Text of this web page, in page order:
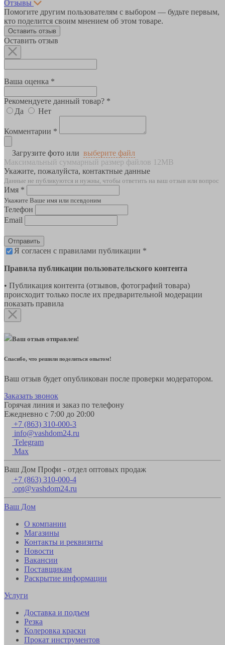
Отзывы
Помогите другим пользователям с выбором — будьте первым,
кто поделится своим мнением об этом товаре.
Оставить отзыв
Оставить отзыв
Ваша оценка *
Рекомендуете данный товар? *
Да
Нет
Комментарии *
Загрузите фото или выберите файл
Максимальный суммарный размер файлов 12MB
Укажите, пожалуйста, контактные данные
Данные не публикуются и нужны, чтобы ответить на ваш отзыв или вопрос
Имя *
Укажите Ваше имя или псевдоним
Телефон
Email
Отправить
Я согласен с правилами публикации *
Правила публикации пользовательского контента
• Публикация контента (отзывов, фотографий товара)
происходит только после их предварительной модерации
показать правила
Ваш отзыв отправлен!
Спасибо, что решили поделиться опытом!
Ваш отзыв будет опубликован после проверки модератором.
Заказать звонок
Горячая линия и заказ по телефону
Ежедневно с 7:00 до 20:00
+7 (863) 310-000-3
info@vashdom24.ru
Telegram
Max
Ваш Дом Профи - отдел оптовых продаж
+7 (863) 310-000-4
opt@vashdom24.ru
Ваш Дом
О компании
Магазины
Контакты и реквизиты
Новости
Вакансии
Поставщикам
Раскрытие информации
Услуги
Доставка и подъем
Резка
Колеровка краски
Прокат инструментов